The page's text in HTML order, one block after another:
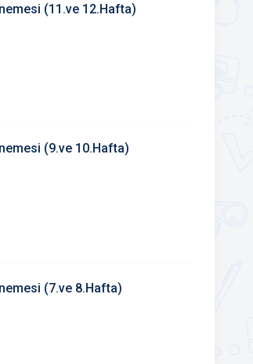
(11.ve 12.Hafta)
(9.ve 10.Hafta)
(7.ve 8.Hafta)